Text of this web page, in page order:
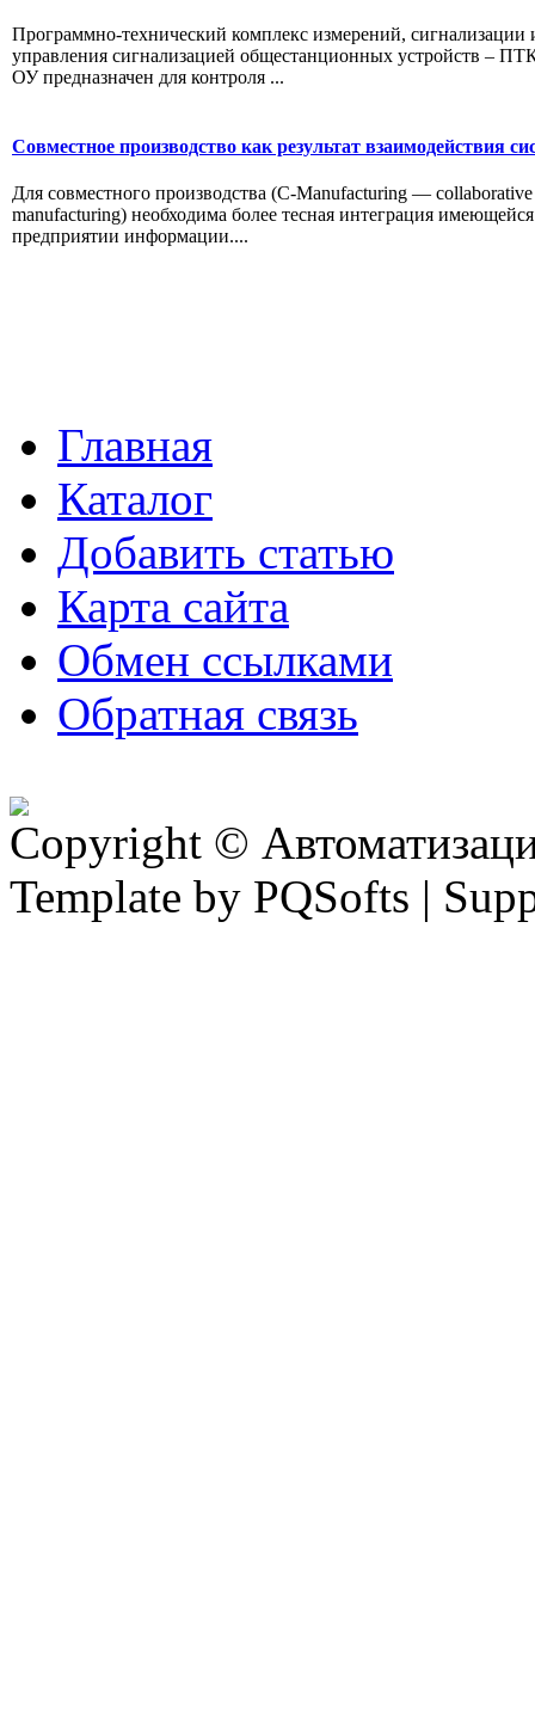
Программно-технический комплекс измерений, сигнализации
управления сигнализацией общестанционных устройств –
ОУ предназначен для контроля ...
Совместное производство как результат взаимодействия
Для совместного производства (C-Manufacturing — collaborative
manufacturing) необходима более тесная интеграция
предприятии информации....
Главная
Каталог
Добавить статью
Карта сайта
Обмен ссылками
Обратная связь
Copyright ©
Template by PQSofts |